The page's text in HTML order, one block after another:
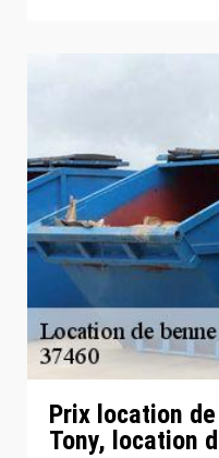
Prix location de
Tony, location